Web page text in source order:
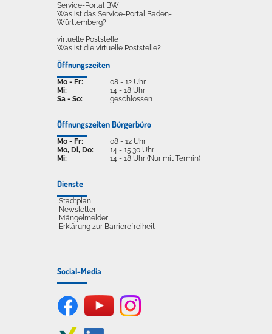
Service-Portal BW
Was ist das Service-Portal Baden-
Württemberg?
virtuelle Poststelle
Was ist die virtuelle Poststelle?
Öffnungszeiten
Mo - Fr:
Mi:
Sa - So:
08 - 12 Uhr
14 - 18 Uhr
geschlossen
Öffnungszeiten Bürgerbüro
Mo - Fr:
Mo, Di, Do:
Mi:
08 - 12 Uhr
14 - 15.30 Uhr
14 - 18 Uhr (Nur mit Termin)
Dienste
Stadtplan
Newsletter
Mängelmelder
Erklärung zur Barrierefreiheit
Social-Media